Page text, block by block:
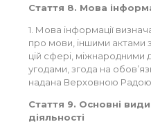
Стаття 8. Мова
1. Мова інформації
про мови, іншими актами
цій сфері, міжнародними
угодами, згода на
надана Верховною Радою
Стаття 9. Основні
діяльності